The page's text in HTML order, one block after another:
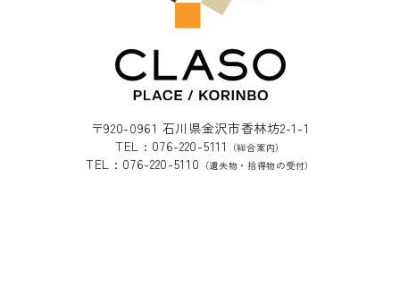
〒920-0961 石川県金沢市香林坊2-1-1
TEL : 076-220-5111
（総合案内）
TEL : 076-220-5110 （遺失物・拾得物の受付）